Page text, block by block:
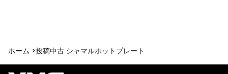
ホーム >投稿中古 シャマルホットプレート